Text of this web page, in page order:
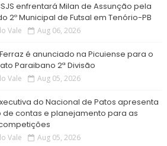
enfrentará Milan de Assunção pela
2º Municipal de Futsal em Tenório-PB
Vale Aug 06, 2026
é anunciado na Picuiense para o
Paraibano 2ª Divisão
Vale Aug 05, 2026
do Nacional de Patos apresenta
contas e planejamento para as
Vale Aug 05, 2026